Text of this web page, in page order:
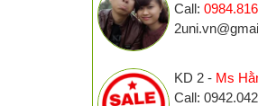
Call:
KD 2 - Ms
Call: